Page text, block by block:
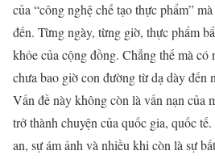
của “công nghệ chế tạo thực phẩm”
đến. Từng ngày, từng giờ, thực phẩm
khỏe của cộng đồng. Chẳng thế mà
chưa bao giờ con đường từ dạ dày đến
Vấn đề này không còn là vấn nạn của
trở thành chuyện của quốc gia, quốc
an, sự ám ảnh và nhiều khi còn là sự